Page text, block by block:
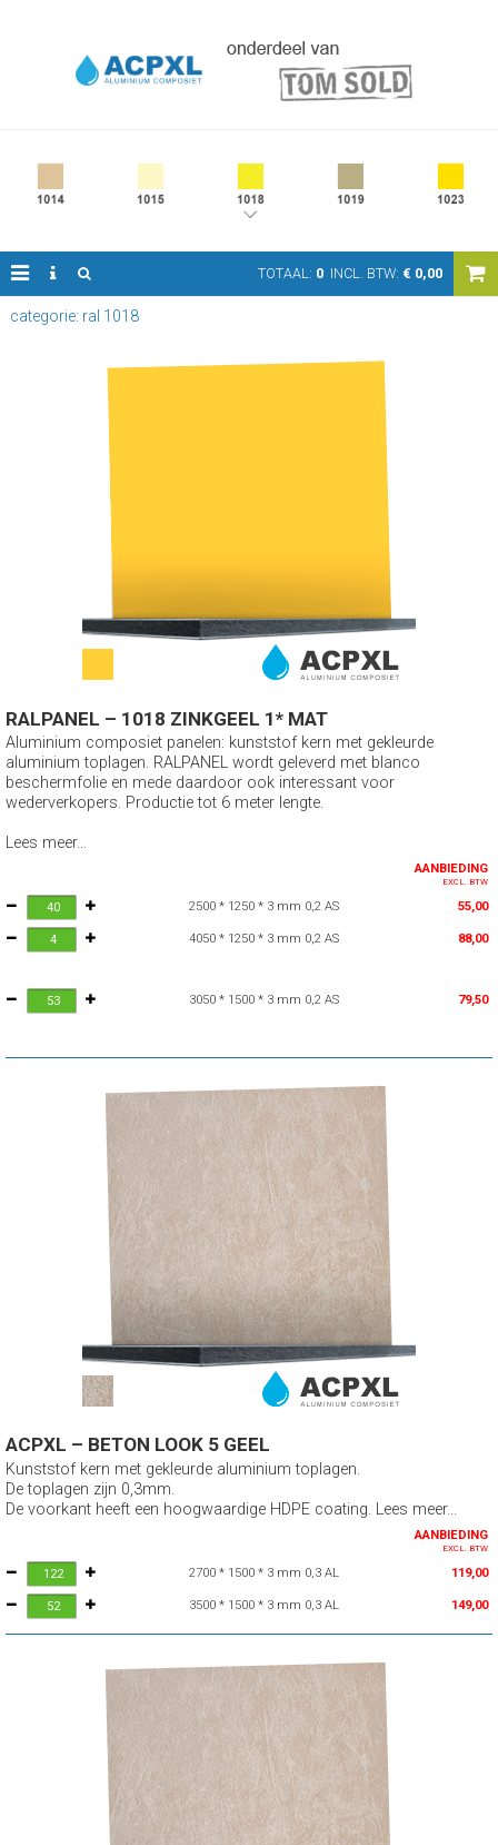
TOTAAL: 0 INCL. BTW: € 0,00
categorie: ral 1018
RALPANEL – 1018 ZINKGEEL 1* MAT
Aluminium composiet panelen: kunststof kern met gekleurde
aluminium toplagen. RALPANEL wordt geleverd met blanco
beschermfolie en mede daardoor ook interessant voor
wederverkopers. Productie tot 6 meter lengte.
Lees meer...
AANBIEDING
EXCL. BTW
2500 * 1250 * 3 mm 0,2 AS 55,00
4050 * 1250 * 3 mm 0,2 AS 88,00
3050 * 1500 * 3 mm 0,2 AS 79,50
ACPXL – BETON LOOK 5 GEEL
Kunststof kern met gekleurde aluminium toplagen.
De toplagen zijn 0,3mm.
De voorkant heeft een hoogwaardige HDPE coating. Lees meer...
AANBIEDING
EXCL. BTW
2700 * 1500 * 3 mm 0,3 AL 119,00
3500 * 1500 * 3 mm 0,3 AL 149,00